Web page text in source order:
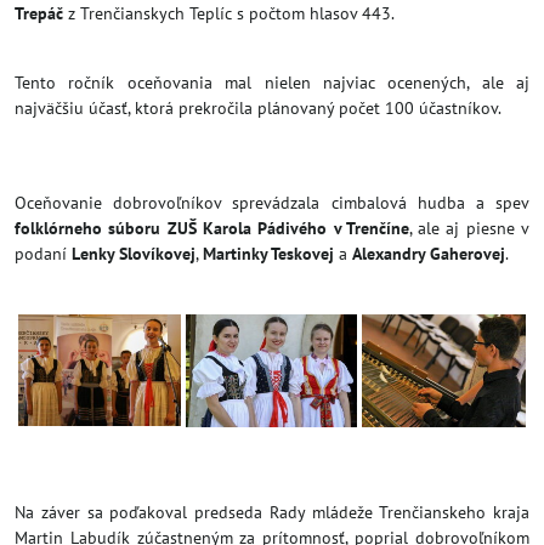
Trepáč z Trenčianskych Teplíc s počtom hlasov 443.
Tento ročník oceňovania mal nielen najviac ocenených, ale aj
najväčšiu účasť, ktorá prekročila plánovaný počet 100 účastníkov.
Oceňovanie dobrovoľníkov sprevádzala cimbalová hudba a spev
folklórneho súboru ZUŠ Karola Pádivého v Trenčíne, ale aj piesne v
podaní Lenky Slovíkovej,Martinky Teskovej a Alexandry Gaherovej.
Na záver sa poďakoval predseda Rady mládeže Trenčianskeho kraja
Martin Labudík zúčastneným za prítomnosť, poprial dobrovoľníkom